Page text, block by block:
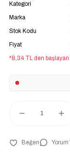
Kategori
Marka
Stok Kodu
Fiyat
*8,34 TL den başlayan
Yorum